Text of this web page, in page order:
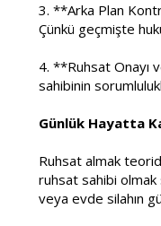
3. **Arka Plan
Çünkü geçmişte
4. **Ruhsat Onayı
sahibinin
Günlük Hayatta
Ruhsat almak
ruhsat sahibi olmak
veya evde silahın